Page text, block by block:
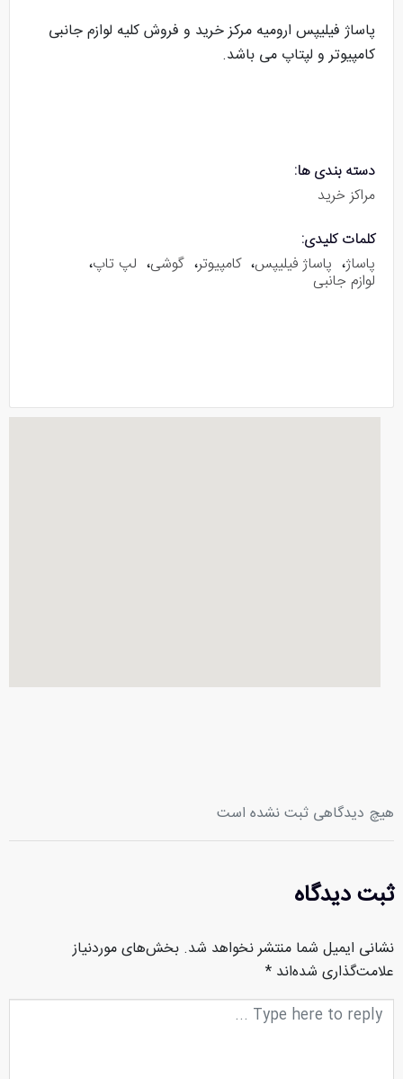
پاساژ فیلیپس ارومیه مرکز خرید و فروش کلیه لوازم جانبی
کامپیوتر و لپتاپ می باشد.
دسته بندی ها:
مراکز خرید
کلمات کلیدی:
پاساژ، پاساژ فیلیپس، کامپیوتر، گوشی، لپ تاپ،
لوازم جانبی
هیچ دیدگاهی ثبت نشده است
ثبت دیدگاه
نشانی ایمیل شما منتشر نخواهد شد. بخش‌های موردنیاز
علامت‌گذاری شده‌اند *
متن